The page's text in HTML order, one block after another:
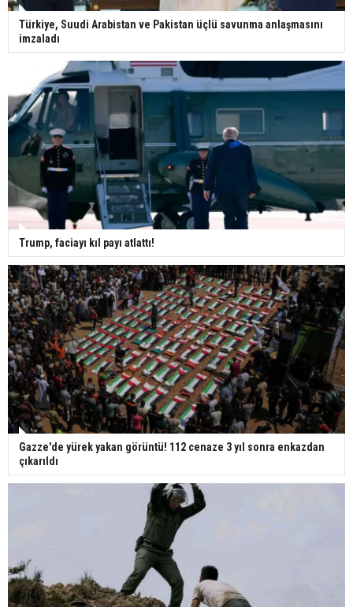
Türkiye, Suudi Arabistan ve Pakistan üçlü savunma anlaşmasını
imzaladı
Trump, faciayı kıl payı atlattı!
Gazze'de yürek yakan görüntü! 112 cenaze 3 yıl sonra enkazdan
çıkarıldı